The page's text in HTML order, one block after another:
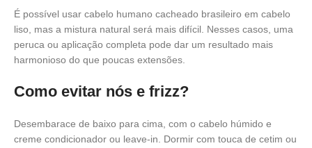
É possível usar cabelo humano cacheado brasileiro em cabelo
liso, mas a mistura natural será mais difícil. Nesses casos, uma
peruca ou aplicação completa pode dar um resultado mais
harmonioso do que poucas extensões.
Como evitar nós e frizz?
Desembarace de baixo para cima, com o cabelo húmido e
creme condicionador ou leave-in. Dormir com touca de cetim ou